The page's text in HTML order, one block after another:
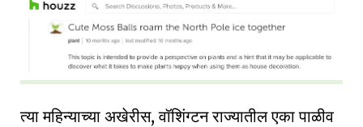
त्या महिन्याच्या अखेरीस, वॉशिंग्टन राज्यातील एका पाळीव